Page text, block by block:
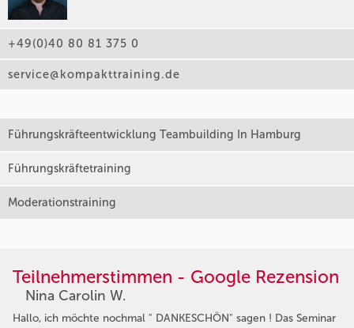
+49(0)40 80 81 375 0
service@kompakttraining.de
Führungskräfteentwicklung Teambuilding In Hamburg
Führungskräftetraining
Moderationstraining
Teilnehmerstimmen - Google Rezension
Nina Carolin W.
Hallo, ich möchte nochmal " DANKESCHÖN" sagen ! Das Seminar